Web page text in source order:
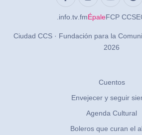
.info .tv .fmÉpaleFCP CCS
Ciudad CCS · Fundación para la
2026
Cuentos
Envejecer y seguir
Agenda Cultural
Boleros que curan el